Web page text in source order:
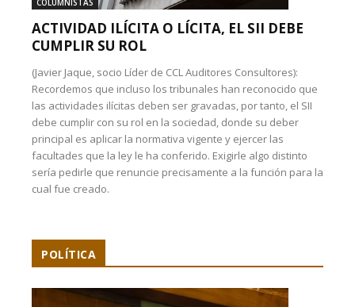
COLUMNISTAS
ACTIVIDAD ILÍCITA O LÍCITA, EL SII DEBE
CUMPLIR SU ROL
(Javier Jaque, socio Líder de CCL Auditores Consultores):
Recordemos que incluso los tribunales han reconocido que
las actividades ilícitas deben ser gravadas, por tanto, el SII
debe cumplir con su rol en la sociedad, donde su deber
principal es aplicar la normativa vigente y ejercer las
facultades que la ley le ha conferido. Exigirle algo distinto
sería pedirle que renuncie precisamente a la función para la
cual fue creado.
POLÍTICA